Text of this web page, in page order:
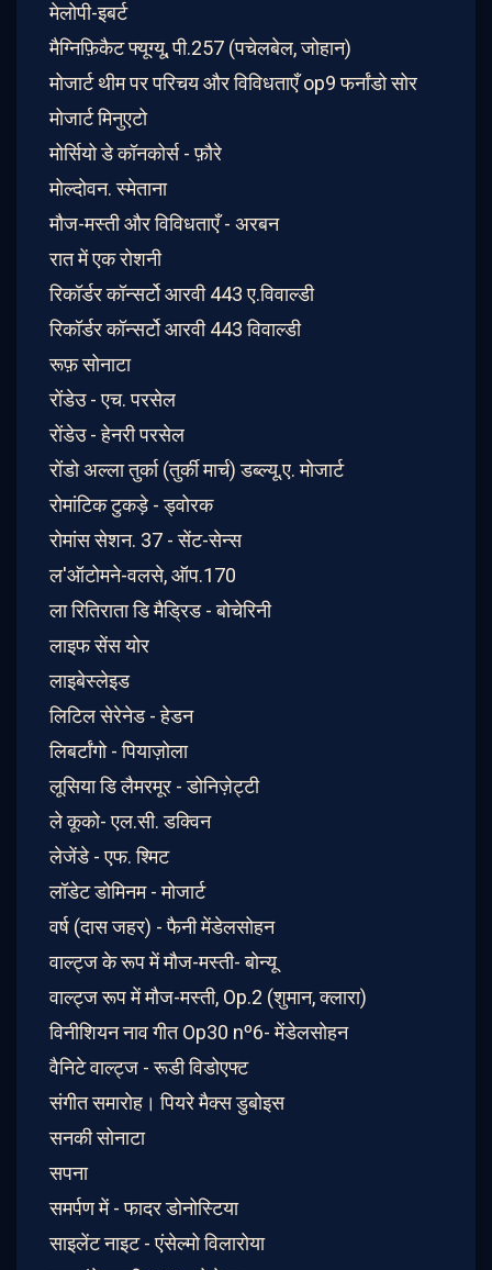
मेलोपी-इबर्ट
मैग्निफ़िकैट फ्यूग्यू, पी.257 (पचेलबेल, जोहान)
मोजार्ट थीम पर परिचय और विविधताएँ op9 फर्नांडो सोर
मोजार्ट मिनुएटो
मोर्सियो डे कॉनकोर्स - फ़ौरे
मोल्दोवन. स्मेताना
मौज-मस्ती और विविधताएँ - अरबन
रात में एक रोशनी
रिकॉर्डर कॉन्सर्टो आरवी 443 ए.विवाल्डी
रिकॉर्डर कॉन्सर्टो आरवी 443 विवाल्डी
रूफ़ सोनाटा
रोंडेउ - एच. परसेल
रोंडेउ - हेनरी परसेल
रोंडो अल्ला तुर्का (तुर्की मार्च) डब्ल्यू.ए. मोजार्ट
रोमांटिक टुकड़े - ड्वोरक
रोमांस सेशन. 37 - सेंट-सेन्स
ल'ऑटोमने-वलसे, ऑप.170
ला रितिराता डि मैड्रिड - बोचेरिनी
लाइफ सेंस योर
लाइबेस्लेइड
लिटिल सेरेनेड - हेडन
लिबर्टांगो - पियाज़ोला
लूसिया डि लैमरमूर - डोनिज़ेट्टी
ले कूको- एल.सी. डक्विन
लेजेंडे - एफ. श्मिट
लॉडेट डोमिनम - मोजार्ट
वर्ष (दास जहर) - फैनी मेंडेलसोहन
वाल्ट्ज के रूप में मौज-मस्ती- बोन्यू
वाल्ट्ज रूप में मौज-मस्ती, Op.2 (शुमान, क्लारा)
विनीशियन नाव गीत Op30 nº6- मेंडेलसोहन
वैनिटे वाल्ट्ज - रूडी विडोएफ्ट
संगीत समारोह। पियरे मैक्स डुबोइस
सनकी सोनाटा
सपना
समर्पण में - फादर डोनोस्टिया
साइलेंट नाइट - एंसेल्मो विलारोया